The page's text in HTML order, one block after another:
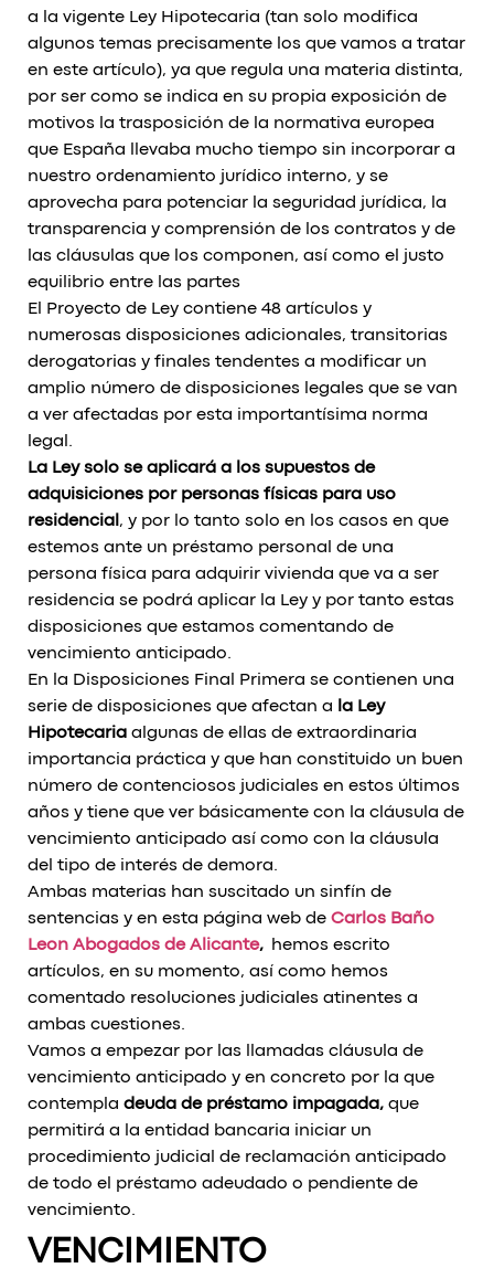
a la vigente Ley Hipotecaria (tan solo modifica
algunos temas precisamente los que vamos a tratar
en este artículo), ya que regula una materia distinta,
por ser como se indica en su propia exposición de
motivos la trasposición de la normativa europea
que España llevaba mucho tiempo sin incorporar a
nuestro ordenamiento jurídico interno, y se
aprovecha para potenciar la seguridad jurídica, la
transparencia y comprensión de los contratos y de
las cláusulas que los componen, así como el justo
equilibrio entre las partes
El Proyecto de Ley contiene 48 artículos y
numerosas disposiciones adicionales, transitorias
derogatorias y finales tendentes a modificar un
amplio número de disposiciones legales que se van
a ver afectadas por esta importantísima norma
legal.
La Ley solo se aplicará a los supuestos de
adquisiciones por personas físicas para uso
residencial , y por lo tanto solo en los casos en que
estemos ante un préstamo personal de una
persona física para adquirir vivienda que va a ser
residencia se podrá aplicar la Ley y por tanto estas
disposiciones que estamos comentando de
vencimiento anticipado.
En la Disposiciones Final Primera se contienen una
serie de disposiciones que afectan a
la Ley
Hipotecaria algunas de ellas de extraordinaria
importancia práctica y que han constituido un buen
número de contenciosos judiciales en estos últimos
años y tiene que ver básicamente con la cláusula de
vencimiento anticipado así como con la cláusula
del tipo de interés de demora.
Ambas materias han suscitado un sinfín de
sentencias y en esta página web de Carlos Baño
Leon Abogados de Alicante, hemos escrito
artículos, en su momento, así como hemos
comentado resoluciones judiciales atinentes a
ambas cuestiones.
Vamos a empezar por las llamadas cláusula de
vencimiento anticipado y en concreto por la que
contempla deuda de préstamo impagada, que
permitirá a la entidad bancaria iniciar un
procedimiento judicial de reclamación anticipado
de todo el préstamo adeudado o pendiente de
vencimiento.
VENCIMIENTO